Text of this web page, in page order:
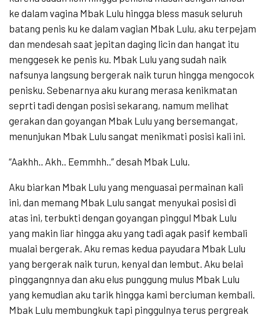
ke dalam vagina Mbak Lulu hingga bless masuk seluruh
batang penis ku ke dalam vagian Mbak Lulu, aku terpejam
dan mendesah saat jepitan daging licin dan hangat itu
menggesek ke penis ku. Mbak Lulu yang sudah naik
nafsunya langsung bergerak naik turun hingga mengocok
penisku. Sebenarnya aku kurang merasa kenikmatan
seprti tadi dengan posisi sekarang, namum melihat
gerakan dan goyangan Mbak Lulu yang bersemangat,
menunjukan Mbak Lulu sangat menikmati posisi kali ini.
“Aakhh.. Akh.. Eemmhh..” desah Mbak Lulu.
Aku biarkan Mbak Lulu yang menguasai permainan kali
ini, dan memang Mbak Lulu sangat menyukai posisi di
atas ini, terbukti dengan goyangan pinggul Mbak Lulu
yang makin liar hingga aku yang tadi agak pasif kembali
mualai bergerak. Aku remas kedua payudara Mbak Lulu
yang bergerak naik turun, kenyal dan lembut. Aku belai
pinggangnnya dan aku elus punggung mulus Mbak Lulu
yang kemudian aku tarik hingga kami berciuman kembali.
Mbak Lulu membungkuk tapi pinggulnya terus pergreak